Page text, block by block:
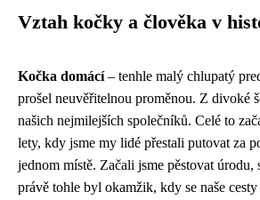
Vztah kočky a člověka v
Kočka domácí– tenhle malý chlupatý
prošel neuvěřitelnou proměnou. Z divoké
našich nejmilejších společníků. Celé to
lety, kdy jsme my lidé přestali putovat za
jednom místě. Začali jsme pěstovat úrodu,
právě tohle byl okamžik, kdy se naše